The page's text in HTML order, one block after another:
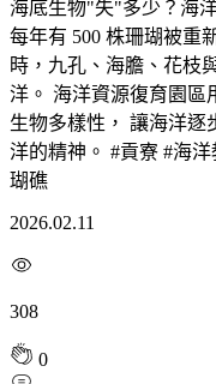
海底生物"失"多少？海
每年有 500 株珊瑚被重
時，九孔、海膽、花枝
洋。 海洋資源復育園區
生物多樣性， 讓海洋逐
洋的精神。 #貢寮 #海
瑚礁
2026.02.11
308
0